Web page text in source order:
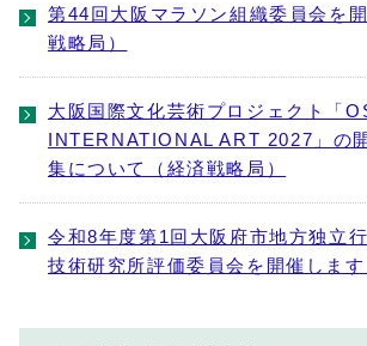
第44回大阪マラソン組織委員会を
戦略局）
大阪国際文化芸術プロジェクト「
INTERNATIONAL ART 2027」の
集について（経済戦略局）
令和8年度第1回大阪府市地方独立
技術研究所評価委員会を開催します